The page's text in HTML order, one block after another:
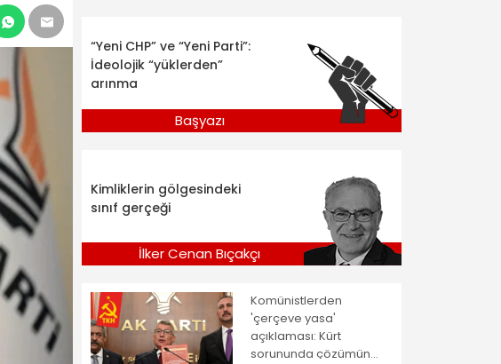
“Yeni CHP” ve “Yeni Parti”:
İdeolojik “yüklerden”
arınma
Başyazı
Kimliklerin gölgesindeki
sınıf gerçeği
İlker Cenan Bıçakçı
Komünistlerden
'çerçeve yasa'
açıklaması: Kürt
sorununda çözümün